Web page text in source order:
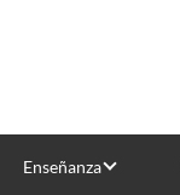
Enseñanza